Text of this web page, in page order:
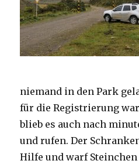
niemand in den Park
für die Registrierung
blieb es auch nach
und rufen. Der
Hilfe und warf Steinchen